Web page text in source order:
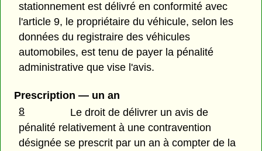
stationnement est délivré en conformité avec
l'article 9, le propriétaire du véhicule, selon les
données du registraire des véhicules
automobiles, est tenu de payer la pénalité
administrative que vise l'avis.
Prescription — un an
8
Le droit de délivrer un avis de
pénalité relativement à une contravention
désignée se prescrit par un an à compter de la